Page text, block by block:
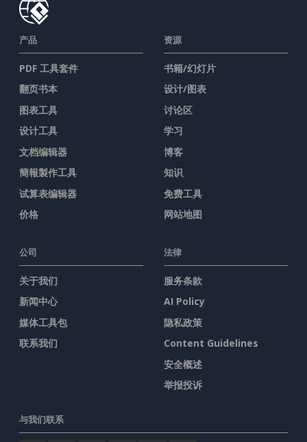
产品
PDF 工具套件
翻页书本
图表工具
设计工具
文档编辑器
簡報製作工具
试算表编辑器
价格
资源
书籍/幻灯片
设计/图表
讨论区
学习
博客
知识
免费工具
网站地图
公司
关于我们
新闻中心
媒体工具包
联系我们
法律
服务条款
AI Policy
隐私政策
Content Guidelines
安全概述
举报投诉
与我们联系